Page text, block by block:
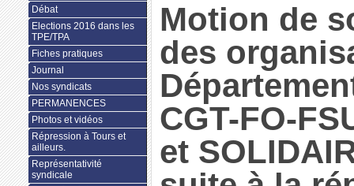
Motion de
des
CGT-FO-
et
Débat
Elections 2016 dans les
TPE/TPA
Fiches pratiques
Journal
Nos syndicats
PERMANENCES
Photos et vidéos
Répression à Tours et
ailleurs.
Représentativité
syndicale